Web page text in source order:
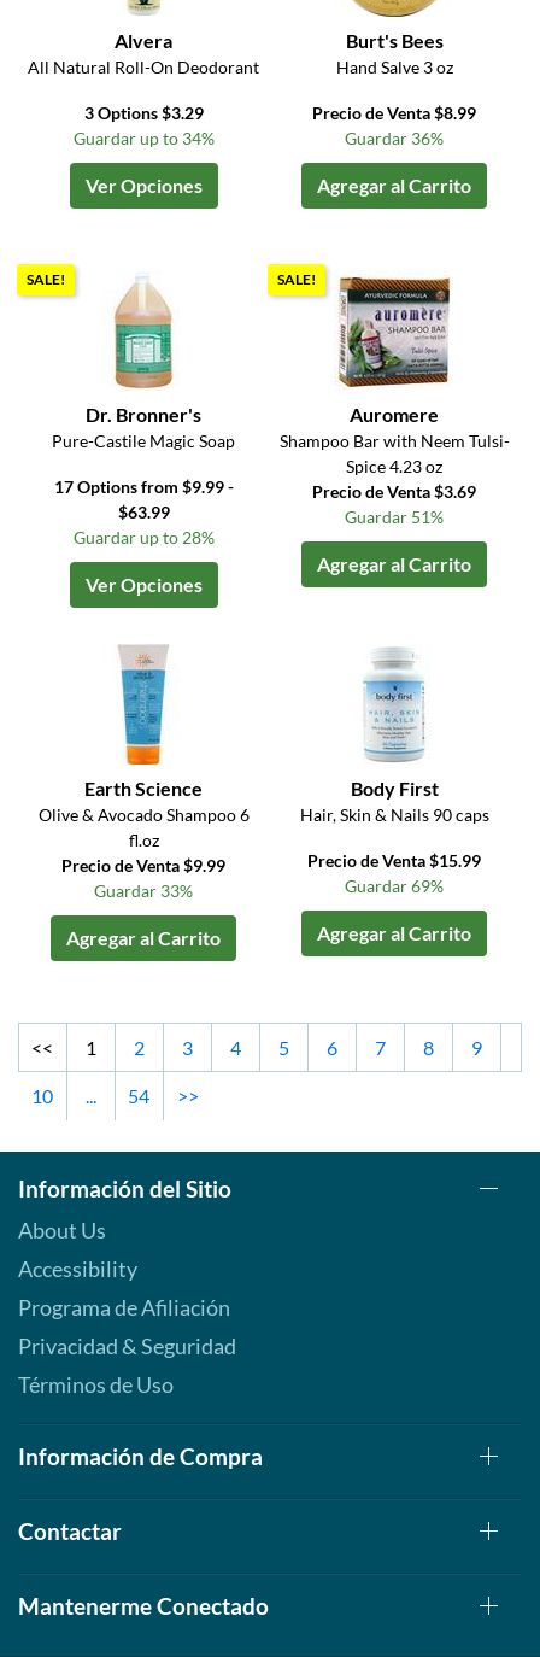
Alvera
All Natural Roll-On Deodorant
3 Options $3.29
Guardar up to 34%
Ver Opciones
Burt's Bees
Hand Salve 3 oz
Precio de Venta $8.99
Guardar 36%
Agregar al Carrito
SALE!
Dr. Bronner's
Pure-Castile Magic Soap
17 Options from $9.99 -
$63.99
Guardar up to 28%
Ver Opciones
SALE!
Auromere
Shampoo Bar with Neem Tulsi-
Spice 4.23 oz
Precio de Venta $3.69
Guardar 51%
Agregar al Carrito
Earth Science
Olive & Avocado Shampoo 6
fl.oz
Precio de Venta $9.99
Guardar 33%
Agregar al Carrito
Body First
Hair, Skin & Nails 90 caps
Precio de Venta $15.99
Guardar 69%
Agregar al Carrito
<< 1 2 3 4 5 6 7 8 9
10 ... 54 >>
Información del Sitio
About Us
Accessibility
Programa de Afiliación
Privacidad & Seguridad
Términos de Uso
Información de Compra
Contactar
Mantenerme Conectado